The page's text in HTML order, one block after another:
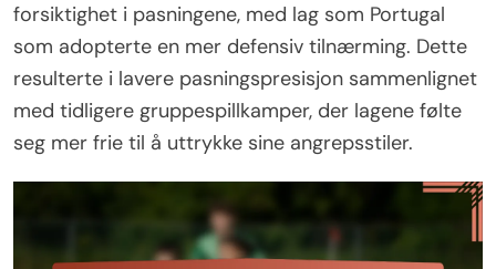
forsiktighet i pasningene, med lag som Portugal
som adopterte en mer defensiv tilnærming. Dette
resulterte i lavere pasningspresisjon sammenlignet
med tidligere gruppespillkamper, der lagene følte
seg mer frie til å uttrykke sine angrepsstiler.